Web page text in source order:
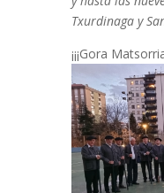
Txurdinaga y
¡¡¡Gora